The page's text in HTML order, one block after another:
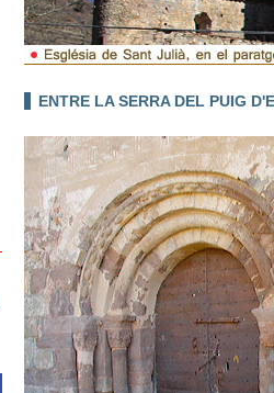
ENTRE LA SERRA DEL PUIG